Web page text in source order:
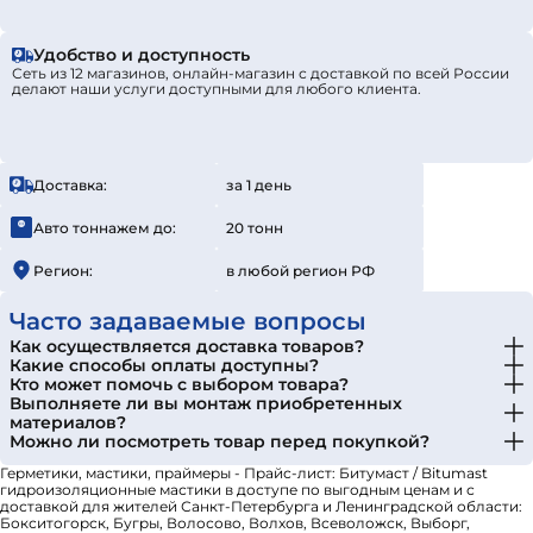
Удобство и доступность
Сеть из 12 магазинов, онлайн-магазин с доставкой по всей России
делают наши услуги доступными для любого клиента.
Доставка: за 1 день
Авто тоннажем до: 20 тонн
Регион: в любой регион РФ
Часто задаваемые вопросы
Как осуществляется доставка товаров?
Какие способы оплаты доступны?
Кто может помочь с выбором товара?
Выполняете ли вы монтаж приобретенных
материалов?
Можно ли посмотреть товар перед покупкой?
Герметики, мастики, праймеры - Прайс-лист: Битумаст / Bitumast
гидроизоляционные мастики в доступе по выгодным ценам и с
доставкой для жителей Санкт-Петербурга и Ленинградской области:
Бокситогорск, Бугры, Волосово, Волхов, Всеволожск, Выборг,